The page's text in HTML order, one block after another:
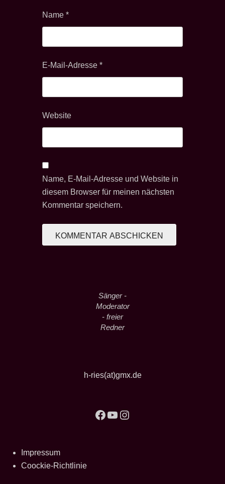
Name *
E-Mail-Adresse *
Website
Name, E-Mail-Adresse und Website in
diesem Browser für meinen nächsten
Kommentar speichern.
Sänger -
Moderator
- freier
Redner
h-ries(at)gmx.de
Facebook
YouTube
Instagram
Impressum
Coockie-Richtlinie